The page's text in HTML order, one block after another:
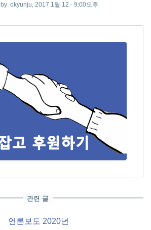
by: okyunju , 2017 1월 12 - 9:00오후
관련 글
언론보도 2020년